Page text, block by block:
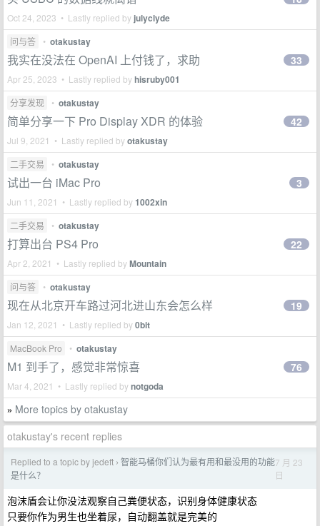
Oct 24, 2023 • Lastly replied by julyclyde
问与答 • otakustay
我实在没法在 OpenAI 上付钱了，求助
Apr 25, 2023 • Lastly replied byhisruby001
33
分享发现 • otakustay
简单分享一下 Pro Display XDR 的体验
Jul 9, 2021 • Lastly replied byotakustay
42
二手交易 • otakustay
试出一台 iMac Pro
Jun 11, 2021 • Lastly replied by1002xin
3
二手交易 • otakustay
打算出台 PS4 Pro
Apr 2, 2021 • Lastly replied byMountain
22
问与答 • otakustay
现在从北京开车路过河北进山东会怎么样
Jan 12, 2021 • Lastly replied by0bit
19
MacBook Pro • otakustay
M1 到手了，感觉非常惊喜
Mar 4, 2021 • Lastly replied bynotgoda
76
» More topics by otakustay
otakustay's recent replies
Replied to a topic by jedeft › 智能马桶你们认为最有用和最没用的功能
是什么？
7 月 23
日
泡沫盾会让你没法观察自己粪便状态，识别身体健康状态
只要你作为男生也坐着尿，自动翻盖就是完美的